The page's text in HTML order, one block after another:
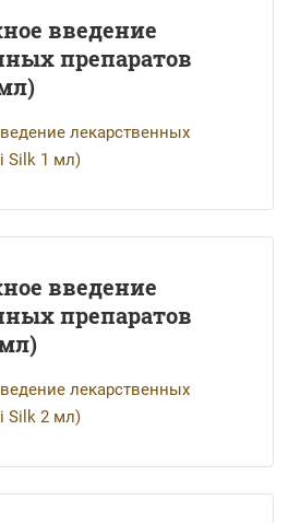
введение
препаратов
лекарственных
Silk 1 мл)
введение
препаратов
лекарственных
Silk 2 мл)